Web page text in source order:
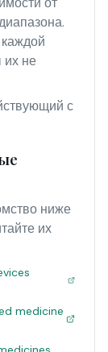
их не
с
ниже
их
medicine